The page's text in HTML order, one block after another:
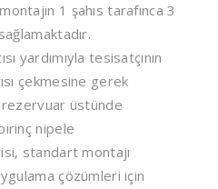
1 şahıs tarafınca 3
yardımıyla tesisatçının
çekmesine gerek
rezervuar üstünde
nipele
standart montajı
çözümleri için